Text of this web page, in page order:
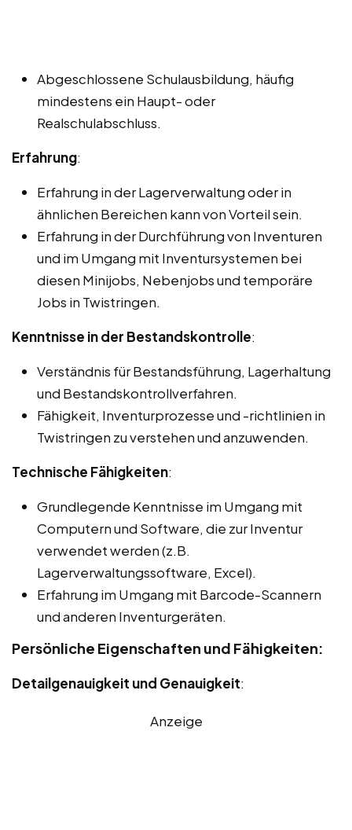
Abgeschlossene Schulausbildung, häufig
mindestens ein Haupt- oder
Realschulabschluss.
Erfahrung:
Erfahrung in der Lagerverwaltung oder in
ähnlichen Bereichen kann von Vorteil sein.
Erfahrung in der Durchführung von Inventuren
und im Umgang mit Inventursystemen bei
diesen Minijobs, Nebenjobs und temporäre
Jobs in Twistringen.
Kenntnisse in der Bestandskontrolle:
Verständnis für Bestandsführung, Lagerhaltung
und Bestandskontrollverfahren.
Fähigkeit, Inventurprozesse und -richtlinien in
Twistringen zu verstehen und anzuwenden.
Technische Fähigkeiten:
Grundlegende Kenntnisse im Umgang mit
Computern und Software, die zur Inventur
verwendet werden (z.B.
Lagerverwaltungssoftware, Excel).
Erfahrung im Umgang mit Barcode-Scannern
und anderen Inventurgeräten.
Persönliche Eigenschaften und Fähigkeiten:
Detailgenauigkeit und Genauigkeit:
Anzeige